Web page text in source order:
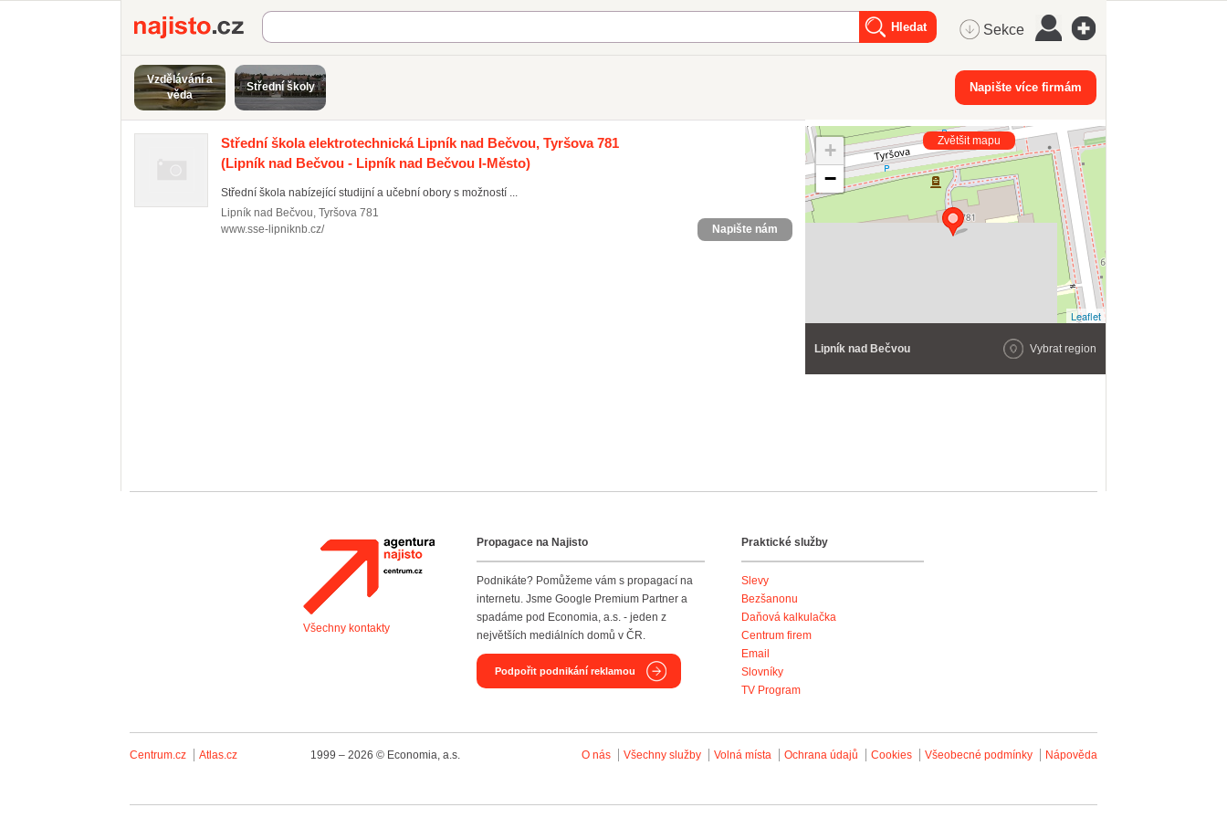
Najisto.cz Sekce
Vzdělávání a
věda
Střední školy Napište více firmám
Střední škola elektrotechnická Lipník nad Bečvou, Tyršova 781
(Lipník nad Bečvou - Lipník nad Bečvou I-Město)
Střední škola nabízející studijní a učební obory s možností ...
Lipník nad Bečvou, Tyršova 781
www.sse-lipniknb.cz/
Napište nám
+
−
Leaflet
Zvětšit mapu
Lipník nad Bečvou Vybrat region
Agentura Najisto
Všechny kontakty
Propagace na Najisto
Podnikáte? Pomůžeme vám s propagací na
internetu. Jsme Google Premium Partner a
spadáme pod Economia, a.s. - jeden z
největších mediálních domů v ČR.
Podpořit podnikání reklamou
Praktické služby
Slevy
Bezšanonu
Daňová kalkulačka
Centrum firem
Email
Slovníky
TV Program
Centrum.cz Atlas.cz 1999 – 2026 © Economia, a.s. O nás Všechny služby Volná místa Ochrana údajů Cookies Všeobecné podmínky Nápověda